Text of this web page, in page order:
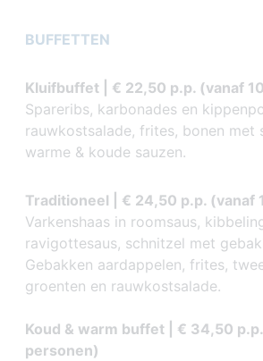
BUFFETTEN
Kluifbuffet | € 22,50 p.p. (vanaf
Spareribs, karbonades en
rauwkostsalade, frites, bonen met
warme & koude sauzen.
Traditioneel | € 24,50 p.p. (vanaf
Varkenshaas in roomsaus,
ravigottesaus, schnitzel met
Gebakken aardappelen, frites,
groenten en rauwkostsalade.
Koud & warm buffet | € 34,50
personen)